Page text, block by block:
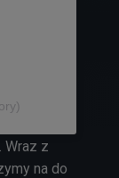
Wraz z
na do